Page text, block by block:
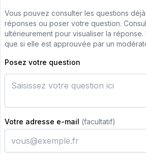
Vous pouvez consulter les questions
réponses ou poser votre question.
ultérieurement pour visualiser la
que si elle est approuvée par un
Posez votre question
Votre adresse e-mail (facultatif)